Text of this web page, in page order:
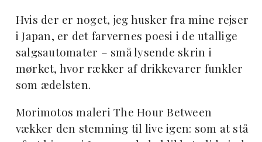
Hvis der er noget, jeg husker fra mine rejser
i Japan, er det farvernes poesi i de utallige
salgsautomater – små lysende skrin i
mørket, hvor rækker af drikkevarer funkler
som ædelsten.
Morimotos maleri The Hour Between
vækker den stemning til live igen: som at stå